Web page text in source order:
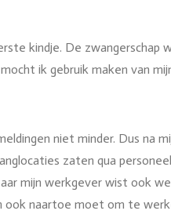
kindje. De
ik gebruik maken van
niet minder. Dus
zaten qua
mijn werkgever wist ook
ook naartoe moet om te